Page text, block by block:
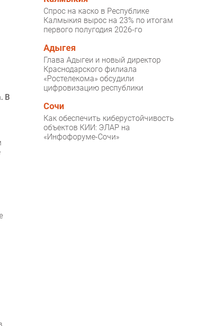
В
Спрос на каско в Республике
Калмыкия вырос на 23% по итогам
первого полугодия 2026-го
Адыгея
Глава Адыгеи и новый директор
Краснодарского филиала
«Ростелекома» обсудили
цифровизацию республики
Сочи
Как обеспечить киберустойчивость
объектов КИИ: ЭЛАР на
«Инфофоруме-Сочи»